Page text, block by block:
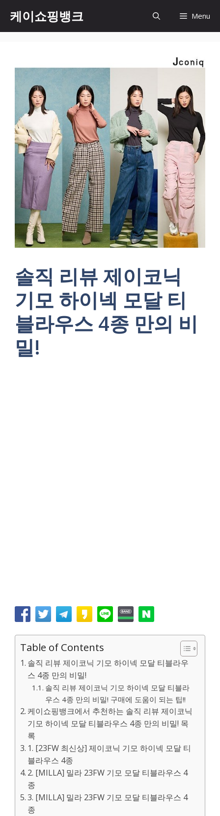
content
케이쇼핑뱅크 Menu
솔직 리뷰 제이코닉
기모 하이넥 모달 티
블라우스 4종 만의 비
밀!
Table of Contents
솔직 리뷰 제이코닉 기모 하이넥 모달 티블라우
스 4종 만의 비밀!
솔직 리뷰 제이코닉 기모 하이넥 모달 티블라
우스 4종 만의 비밀! 구매에 도움이 되는 팁!!
케이쇼핑뱅크에서 추천하는 솔직 리뷰 제이코닉
기모 하이넥 모달 티블라우스 4종 만의 비밀! 목
록
1. [23FW 최신상] 제이코닉 기모 하이넥 모달 티
블라우스 4종
2. [MILLA] 밀라 23FW 기모 모달 티블라우스 4
종
3. [MILLA] 밀라 23FW 기모 모달 티블라우스 4
종